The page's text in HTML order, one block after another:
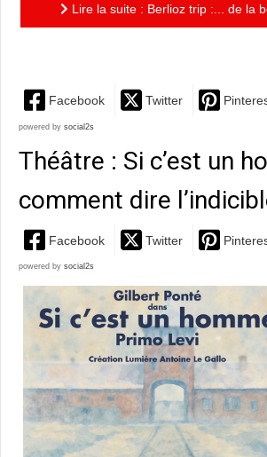
Lire la suite : Berlioz trip :... de la
Facebook Twitter
powered by social2s
Théâtre : Si c’est un
comment dire
Facebook Twitter
powered by social2s